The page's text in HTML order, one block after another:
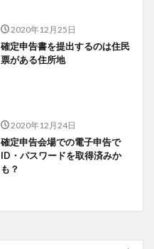
2020年12月25日
確定申告書を提出するのは住民
票がある住所地
2020年12月24日
確定申告会場での電子申告で
ID・パスワードを取得済みか
も？